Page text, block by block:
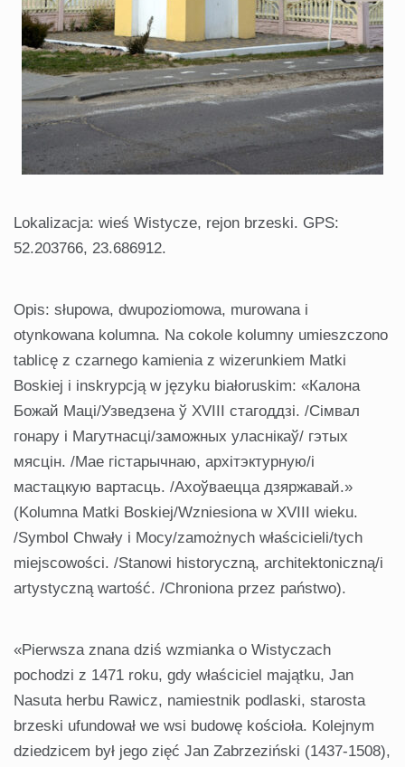
Lokalizacja: wieś Wistycze, rejon brzeski. GPS:
52.203766, 23.686912.
Opis: słupowa, dwupoziomowa, murowana i
otynkowana kolumna. Na cokole kolumny umieszczono
tablicę z czarnego kamienia z wizerunkiem Matki
Boskiej i inskrypcją w języku białoruskim: «Калона
Божай Маці/Узведзена ў XVIII стагоддзі. /Сімвал
гонару і Магутнасці/заможных уласнікаў/ гэтых
мясцін. /Мае гістарычнаю, архітэктурную/і
мастацкую вартасць. /Ахоўваецца дзяржавай.»
(Kolumna Matki Boskiej/Wzniesiona w XVIII wieku.
/Symbol Chwały i Mocy/zamożnych właścicieli/tych
miejscowości. /Stanowi historyczną, architektoniczną/i
artystyczną wartość. /Chroniona przez państwo).
«Pierwsza znana dziś wzmianka o Wistyczach
pochodzi z 1471 roku, gdy właściciel majątku, Jan
Nasuta herbu Rawicz, namiestnik podlaski, starosta
brzeski ufundował we wsi budowę kościoła. Kolejnym
dziedzicem był jego zięć Jan Zabrzeziński (1437-1508),